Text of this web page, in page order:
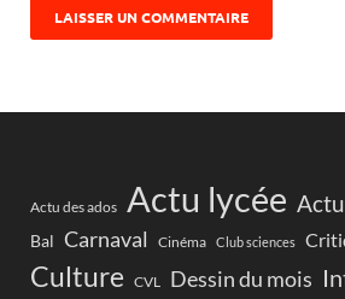
Actu des ados Actu lycée
Bal Carnaval Cinéma Club sciences
Culture CVL Dessin du mois